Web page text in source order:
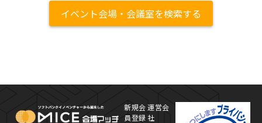
イベント会場・会議室を検索する
MICE Platform
新規会
員登録
運営会
社